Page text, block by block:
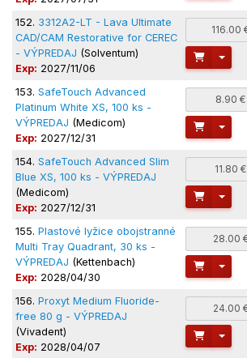
152. 3312A2-LT - Lava Ultimate
CAD/CAM Restorative for CEREC
- VÝPREDAJ (Solventum)
Exp: 2027/11/06
116.00
153. SafeTouch Advanced
Platinum White XS, 100 ks -
VÝPREDAJ (Medicom)
Exp: 2027/12/31
8.90 €
154. SafeTouch Advanced Slim
Blue XS, 100 ks - VÝPREDAJ
(Medicom)
Exp: 2027/12/31
11.80
155. Plastové lyžice obojstranné
Multi Tray Quadrant, 30 ks -
VÝPREDAJ (Kettenbach)
Exp: 2028/04/30
28.00
156. Proxyt Medium Fluoride-
free 80 g - VÝPREDAJ
(Vivadent)
Exp: 2028/04/07
24.00